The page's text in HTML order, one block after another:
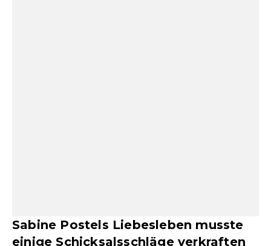
Sabine Postels Liebesleben musste
einige Schicksalsschläge verkraften